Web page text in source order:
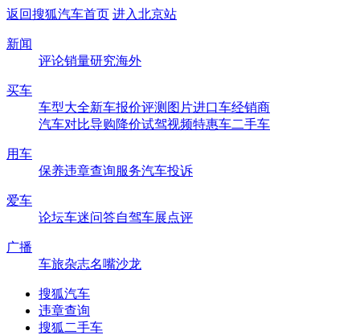
返回搜狐汽车首页 进入北京站
新闻
评论销量研究海外
买车
车型大全新车报价评测 图片进口车经销商
汽车对比导购降价试驾视频特惠车二手车
用车
保养违章查询服务汽车投诉
爱车
论坛车迷问答自驾车展点评
广播
车旅杂志名嘴沙龙
搜狐汽车
违章查询
搜狐二手车